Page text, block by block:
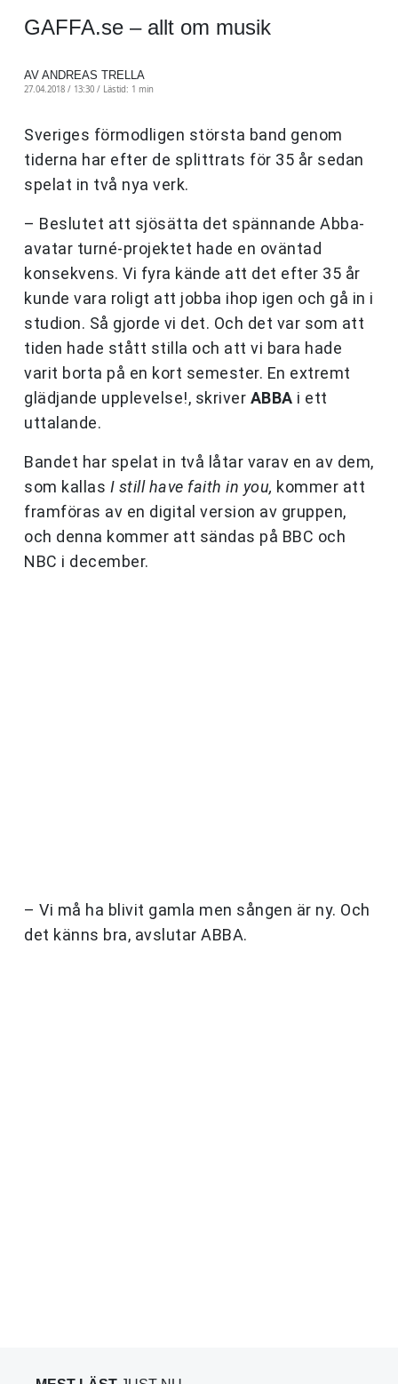
GAFFA.se – allt om musik
AV ANDREAS TRELLA
27.04.2018 / 13:30 / Lästid: 1 min
Sveriges förmodligen största band genom
tiderna har efter de splittrats för 35 år sedan
spelat in två nya verk.
– Beslutet att sjösätta det spännande Abba-
avatar turné-projektet hade en oväntad
konsekvens. Vi fyra kände att det efter 35 år
kunde vara roligt att jobba ihop igen och gå in i
studion. Så gjorde vi det. Och det var som att
tiden hade stått stilla och att vi bara hade
varit borta på en kort semester. En extremt
glädjande upplevelse!, skriver ABBA i ett
uttalande.
Bandet har spelat in två låtar varav en av dem,
som kallas I still have faith in you, kommer att
framföras av en digital version av gruppen,
och denna kommer att sändas på BBC och
NBC i december.
– Vi må ha blivit gamla men sången är ny. Och
det känns bra, avslutar ABBA.